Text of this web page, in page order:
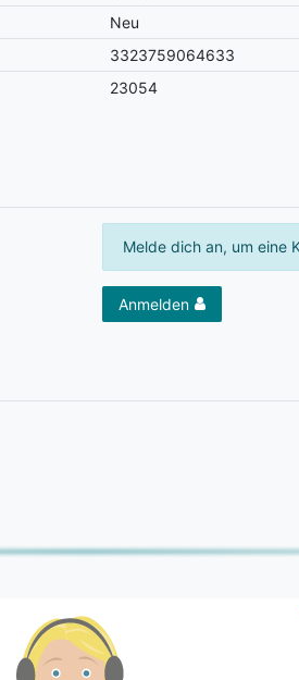
Neu
3323759064633
23054
Melde dich an, um eine
Anmelden